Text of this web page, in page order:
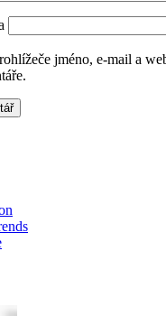
jméno, e-mail a